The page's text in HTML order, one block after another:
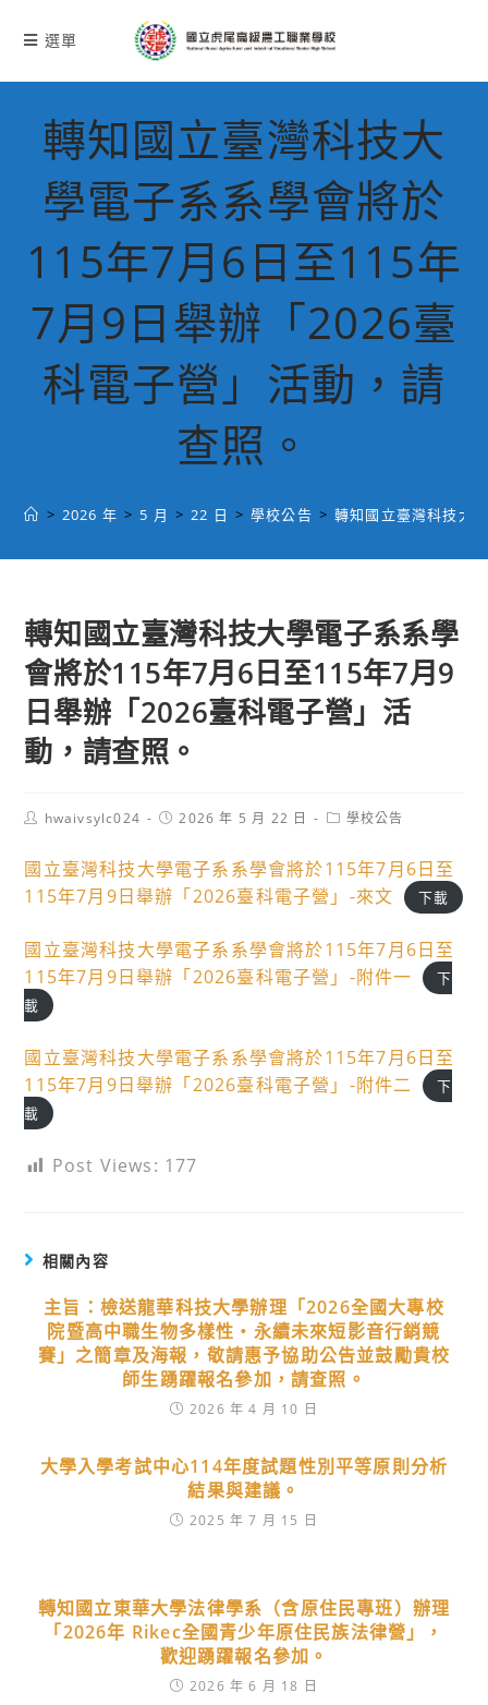
選單
轉知國立臺灣科技大
學電子系系學會將於
115年7月6日至115年
7月9日舉辦「2026臺
科電子營」活動，請
查照。
> 2026 年 > 5 月 > 22 日 > 學校公告 > 轉知國立臺灣科技大
轉知國立臺灣科技大學電子系系學
會將於115年7月6日至115年7月9
日舉辦「2026臺科電子營」活
動，請查照。
Posthwaivsylc024
Post2026 年 5 月 22 日
Post學校公告
國立臺灣科技大學電子系系學會將於115年7月6日至
115年7月9日舉辦「2026臺科電子營」-來文
下載
國立臺灣科技大學電子系系學會將於115年7月6日至
115年7月9日舉辦「2026臺科電子營」-附件一
下
載
國立臺灣科技大學電子系系學會將於115年7月6日至
115年7月9日舉辦「2026臺科電子營」-附件二
下
載
Post Views: 177
相關內容
主旨：檢送龍華科技大學辦理「2026全國大專校
院暨高中職生物多樣性‧永續未來短影音行銷競
賽」之簡章及海報，敬請惠予協助公告並鼓勵貴校
師生踴躍報名參加，請查照。
2026 年 4 月 10 日
大學入學考試中心114年度試題性別平等原則分析
結果與建議。
2025 年 7 月 15 日
轉知國立東華大學法律學系（含原住民專班）辦理
「2026年 Rikec全國青少年原住民族法律營」，
歡迎踴躍報名參加。
2026 年 6 月 18 日